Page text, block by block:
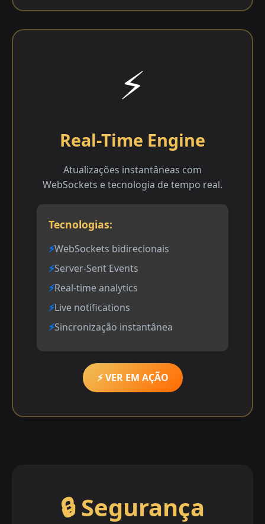
⚡
Real-Time Engine
Atualizações instantâneas com
WebSockets e tecnologia de tempo real.
Tecnologias:
WebSockets bidirecionais
Server-Sent Events
Real-time analytics
Live notifications
Sincronização instantânea
⚡ VER EM AÇÃO
🔒 Segurança